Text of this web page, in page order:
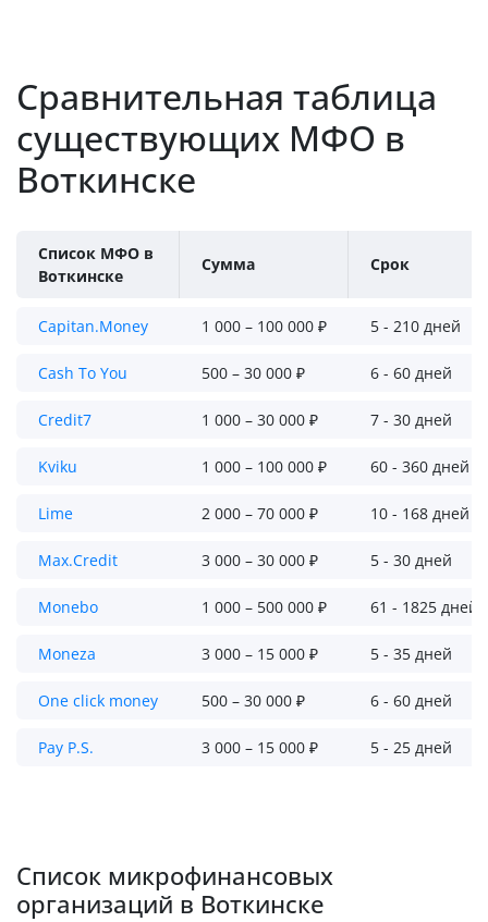
Сравнительная таблица
существующих МФО в
Воткинске
Список МФО в
Воткинске
Сумма Срок
Capitan.Money 1 000 – 100 000 ₽ 5 - 210 дней
Cash To You 500 – 30 000 ₽ 6 - 60 дней
Credit7 1 000 – 30 000 ₽ 7 - 30 дней
Kviku 1 000 – 100 000 ₽ 60 - 360 дней
Lime 2 000 – 70 000 ₽ 10 - 168 дней
Max.Credit 3 000 – 30 000 ₽ 5 - 30 дней
Monebo 1 000 – 500 000 ₽ 61 - 1825 дней
Moneza 3 000 – 15 000 ₽ 5 - 35 дней
One click money 500 – 30 000 ₽ 6 - 60 дней
Pay P.S. 3 000 – 15 000 ₽ 5 - 25 дней
Список микрофинансовых
организаций в Воткинске